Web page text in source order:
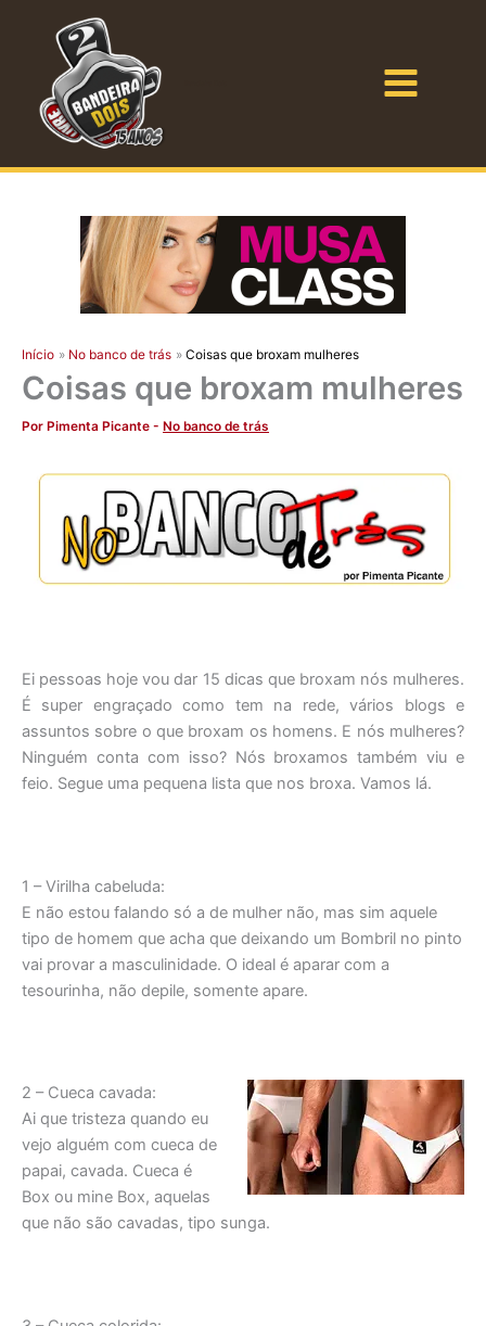
conteúdo
Início No banco de trás Coisas que broxam mulheres
Coisas que broxam mulheres
Por Pimenta Picante - No banco de trás
Ei pessoas hoje vou dar 15 dicas que broxam nós mulheres.
É super engraçado como tem na rede, vários blogs e
assuntos sobre o que broxam os homens. E nós mulheres?
Ninguém conta com isso? Nós broxamos também viu e
feio. Segue uma pequena lista que nos broxa. Vamos lá.
1 – Virilha cabeluda:
E não estou falando só a de mulher não, mas sim aquele
tipo de homem que acha que deixando um Bombril no pinto
vai provar a masculinidade. O ideal é aparar com a
tesourinha, não depile, somente apare.
2 – Cueca cavada:
Ai que tristeza quando eu
vejo alguém com cueca de
papai, cavada. Cueca é
Box ou mine Box, aquelas
que não são cavadas, tipo sunga.